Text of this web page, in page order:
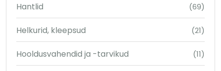
Hantlid (69)
Helkurid, kleepsud (21)
Hooldusvahendid ja -tarvikud (11)